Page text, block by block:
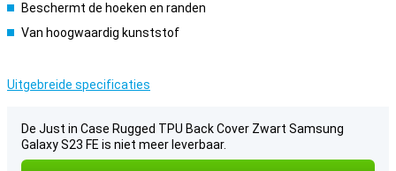
Beschermt de hoeken en randen
Van hoogwaardig kunststof
Uitgebreide specificaties
De Just in Case Rugged TPU Back Cover Zwart Samsung
Galaxy S23 FE is niet meer leverbaar.